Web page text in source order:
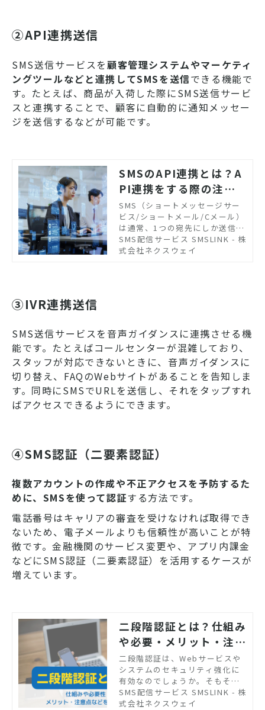
②API連携送信
SMS送信サービスを顧客管理システムやマーケティ
ングツールなどと連携してSMSを送信できる機能で
す。たとえば、商品が入荷した際にSMS送信サービ
スと連携することで、顧客に自動的に通知メッセー
ジを送信するなどが可能です。
SMSのAPI連携とは？A
PI連携をする際の注意
点と3つのポイントを紹
介
SMS（ショートメッセージサー
ビス/ショートメール/Cメール）
は通常、1つの宛先にしか送信で
きませんが、SMS一斉配信サー
ビスを利用することにより、複
の担当者に向けて、SMS一斉配
信サービスとは何か、どのよう
なメリットやデメリットがある
のかを解説します。
SMS配信サービス SMSLINK - 株
式会社ネクスウェイ
③IVR連携送信
SMS送信サービスを音声ガイダンスに連携させる機
能です。たとえばコールセンターが混雑しており、
スタッフが対応できないときに、音声ガイダンスに
切り替え、FAQのWebサイトがあることを告知しま
す。同時にSMSでURLを送信し、それをタップすれ
ばアクセスできるようにできます。
④SMS認証（二要素認証）
複数アカウントの作成や不正アクセスを予防するた
めに、SMSを使って認証する方法です。
電話番号はキャリアの審査を受けなければ取得でき
ないため、電子メールよりも信頼性が高いことが特
徴です。金融機関のサービス変更や、アプリ内課金
などにSMS認証（二要素認証）を活用するケースが
増えています。
二段階認証とは？仕組み
や必要・メリット・注意
点などを解説！
二段階認証は、Webサービスや
システムのセキュリティ強化に
有効なのでしょうか。そもそも
二段階認証とは、どのような仕
組みなのか知りたいと考えてい
SMS配信サービス SMSLINK - 株
式会社ネクスウェイ